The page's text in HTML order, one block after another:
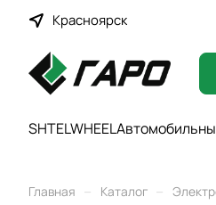
Красноярск
SHTELWHEEL
Главная – Каталог –